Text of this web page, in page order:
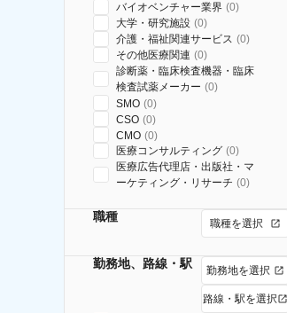
バイオベンチャー業界 (0)
大学・研究施設 (0)
介護・福祉関連サービス (0)
その他医療関連 (0)
診断薬・臨床検査機器・臨床
検査試薬メーカー (0)
SMO (0)
CSO (0)
CMO (0)
医療コンサルティング (0)
医療広告代理店・出版社・マ
ーケティング・リサーチ (0)
職種 職種を選択
勤務地、路線・駅 勤務地を選択
路線・駅を選択